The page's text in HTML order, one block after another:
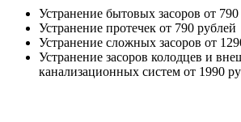
Устранение бытовых засоров от
Устранение протечек от 790 рублей
Устранение сложных засоров от
Устранение засоров колодцев и
канализационных систем от 1990